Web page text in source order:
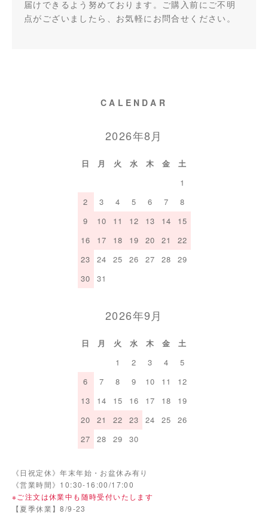
届けできるよう努めております。ご購入前にご不明
点がございましたら、お気軽にお問合せください。
CALENDAR
2026年8月
日 月 火 水 木 金
土
1
2
3 4 5 6 7
8
9
10 11 12 13 14
15
16
17 18 19 20 21
22
23
24 25 26 27 28
29
30
31
2026年9月
日 月 火 水 木 金
土
1
2 3 4
5
6
7 8 9 10 11
12
13
14 15 16 17 18
19
20
21 22 23 24 25
26
27
28 29 30
《日祝定休》年末年始・お盆休み有り
《営業時間》10:30-16:00/17:00
※ご注文は休業中も随時受付いたします
【夏季休業】8/9-23